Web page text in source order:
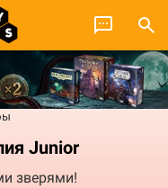
Junior
зверями!